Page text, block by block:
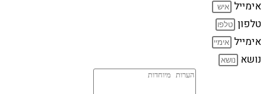
אימייל
טלפון
אימייל
נושא